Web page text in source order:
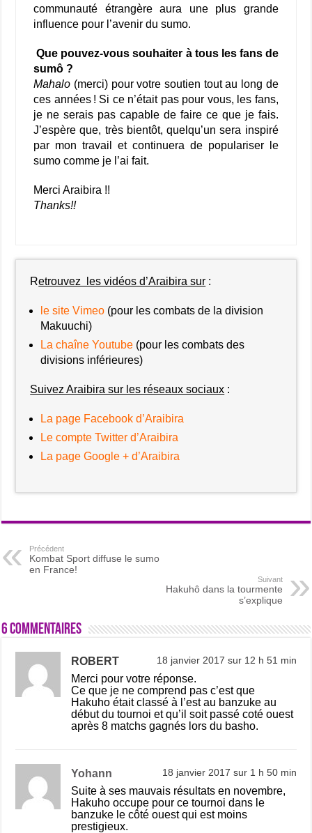
communauté étrangère aura une plus grande
influence pour l’avenir du sumo.
Que pouvez-vous souhaiter à tous les fans de
sumô ?
Mahalo (merci) pour votre soutien tout au long de
ces années ! Si ce n’était pas pour vous, les fans,
je ne serais pas capable de faire ce que je fais.
J’espère que, très bientôt, quelqu’un sera inspiré
par mon travail et continuera de populariser le
sumo comme je l’ai fait.
Merci Araibira !!
Thanks!!
Retrouvez les vidéos d’Araibira sur :
le site Vimeo (pour les combats de la division
Makuuchi)
La chaîne Youtube (pour les combats des
divisions inférieures)
Suivez Araibira sur les réseaux sociaux :
La page Facebook d’Araibira
Le compte Twitter d’Araibira
La page Google + d’Araibira
Précédent
Kombat Sport diffuse le sumo
en France!
Suivant
Hakuhô dans la tourmente
s’explique
6 commentaires
ROBERT 18 janvier 2017 sur 12 h 51 min
Merci pour votre réponse.
Ce que je ne comprend pas c’est que
Hakuho était classé à l’est au banzuke au
début du tournoi et qu’il soit passé coté ouest
après 8 matchs gagnés lors du basho.
Yohann 18 janvier 2017 sur 1 h 50 min
Suite à ses mauvais résultats en novembre,
Hakuho occupe pour ce tournoi dans le
banzuke le côté ouest qui est moins
prestigieux.